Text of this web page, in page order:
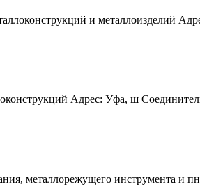
и металлоизделий
Адрес: Уфа, ш
металлорежущего инструмента